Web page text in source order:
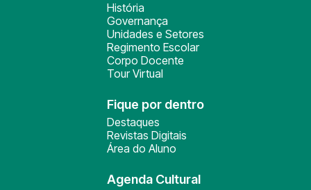
História
Governança
Unidades e Setores
Regimento Escolar
Corpo Docente
Tour Virtual
Fique por dentro
Destaques
Revistas Digitais
Área do Aluno
Agenda Cultural